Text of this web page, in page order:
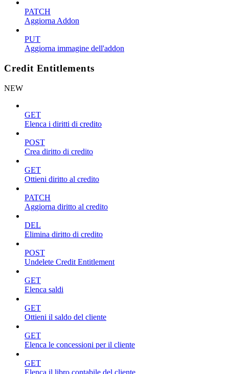
PATCH
Aggiorna Addon
PUT
Aggiorna immagine dell'addon
Credit Entitlements
NEW
GET
Elenca i diritti di credito
POST
Crea diritto di credito
GET
Ottieni diritto al credito
PATCH
Aggiorna diritto al credito
DEL
Elimina diritto di credito
POST
Undelete Credit Entitlement
GET
Elenca saldi
GET
Ottieni il saldo del cliente
GET
Elenca le concessioni per il cliente
GET
Elenca il libro contabile del cliente